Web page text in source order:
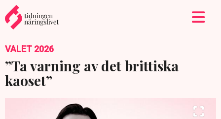
VALET 2026
”Ta varning av det brittiska
kaoset”